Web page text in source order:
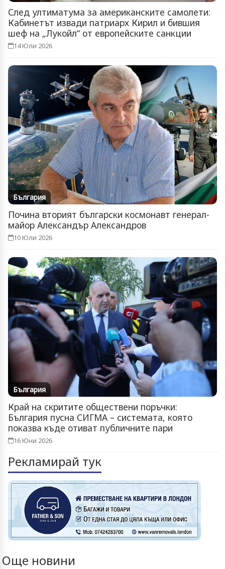
След ултиматума за американските самолети:
Кабинетът извади патриарх Кирил и бившия
шеф на „Лукойл“ от европейските санкции
14 Юли 2026
България
Почина вторият български космонавт генерал-
майор Александър Александров
10 Юли 2026
България
Край на скритите обществени поръчки:
България пусна СИГМА – системата, която
показва къде отиват публичните пари
16 Юни 2026
Рекламирай тук
Още новини